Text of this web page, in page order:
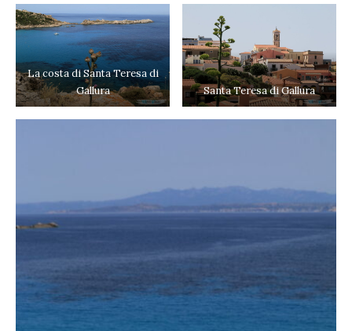
La costa di Santa Teresa di
Gallura
Santa Teresa di Gallura